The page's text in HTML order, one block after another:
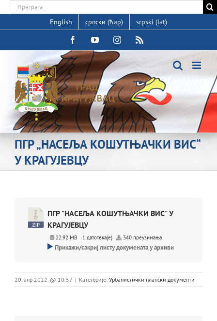
content
Search
English српски (ћир) srpski (lat)
FacebookYouTubeInstagram
ПГР „НАСЕЉА КОШУТЊАЧКИ ВИС“
У КРАГУЈЕВЦУ
ПГР "НАСЕЉА КОШУТЊАЧКИ ВИС" У
КРАГУЈЕВЦУ
22.92 MB 1 датотека(е) 340 преузимања
Прикажи/сакриј листу докумената у архиви
20. апр 2022. @ 10:57 | Категорије: Урбанистички плански документи